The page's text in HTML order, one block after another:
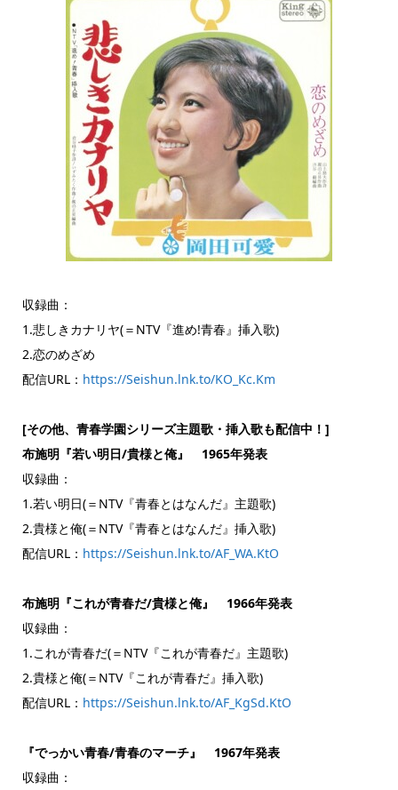
収録曲：
1.悲しきカナリヤ(＝NTV『進め!青春』挿入歌)
2.恋のめざめ
配信URL： https://Seishun.lnk.to/KO_Kc.Km
[その他、青春学園シリーズ主題歌・挿入歌も配信中！]
布施明『若い明日/貴様と俺』 1965年発表
収録曲：
1.若い明日(＝NTV『青春とはなんだ』主題歌)
2.貴様と俺(＝NTV『青春とはなんだ』挿入歌)
配信URL： https://Seishun.lnk.to/AF_WA.KtO
布施明『これが青春だ/貴様と俺』 1966年発表
収録曲：
1.これが青春だ(＝NTV『これが青春だ』主題歌)
2.貴様と俺(＝NTV『これが青春だ』挿入歌)
配信URL： https://Seishun.lnk.to/AF_KgSd.KtO
『でっかい青春/青春のマーチ』 1967年発表
収録曲：